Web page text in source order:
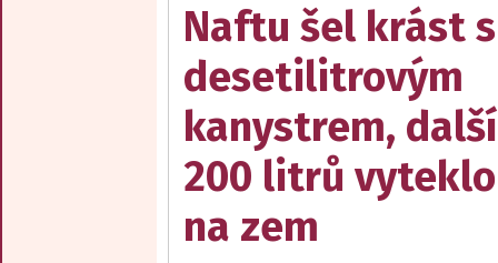
Naftu šel krást s
desetilitrovým
kanystrem,
200 litrů vyteklo
na zem